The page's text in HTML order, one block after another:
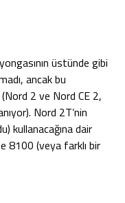
üstünde gibi
ancak bu
2 ve Nord CE 2,
Nord 2T’nin
kullanacağına dair
8100 (veya farklı bir